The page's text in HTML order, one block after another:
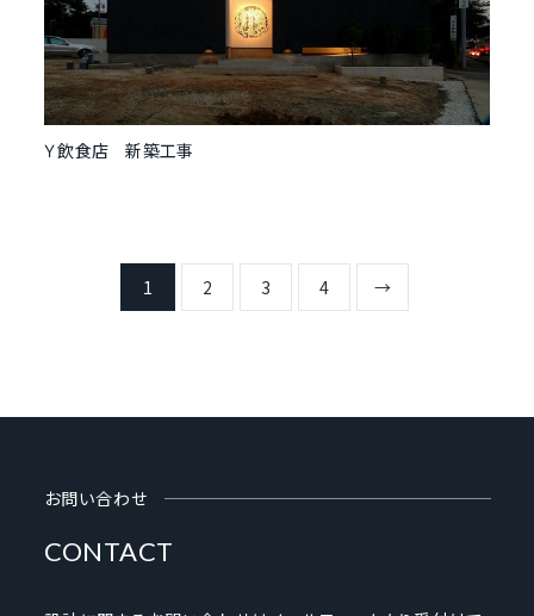
Ｙ飲食店 新築工事
1 2 3 4 →
お問い合わせ
CONTACT